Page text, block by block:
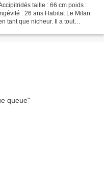
taille : 66 cm poids :
: 26 ans Habitat Le Milan
tant que nicheur. Il a tout